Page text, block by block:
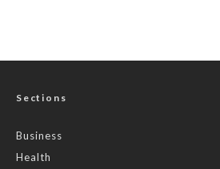
Sections
Business
Health